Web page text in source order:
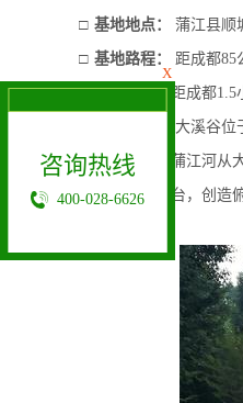
□ 基地地点： 蒲江县顺
□ 基地路程： 距成都85
□ 预计车程： 距成都1.5
大溪谷位
家Ⅰ类标准的蒲江河从
置梯级观景平台，创造
X
咨询热线
400-028-6626